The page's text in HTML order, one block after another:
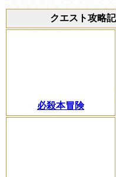
クエスト攻略
必殺本冒険